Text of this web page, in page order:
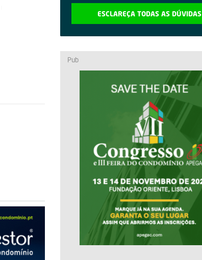
ESCLAREÇA TODAS AS DÚVIDAS